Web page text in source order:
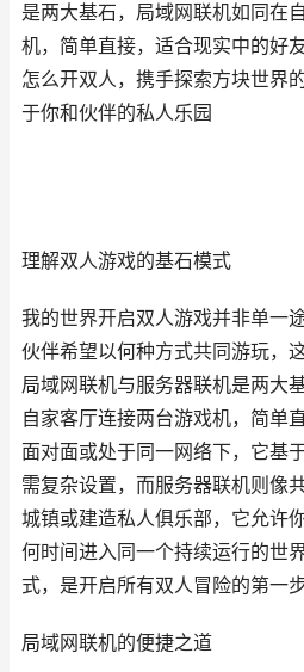
是两大基石，局域网联机如同在
机，简单直接，适合现实中的好
怎么开双人，携手探索方块世界
于你和伙伴的私人乐园
理解双人游戏的基石模式
我的世界开启双人游戏并非单一
伙伴希望以何种方式共同游玩，
局域网联机与服务器联机是两大
自家客厅连接两台游戏机，简单
面对面或处于同一网络下，它基
需复杂设置，而服务器联机则像
城镇或建造私人俱乐部，它允许
何时间进入同一个持续运行的世
式，是开启所有双人冒险的第一步
局域网联机的便捷之道